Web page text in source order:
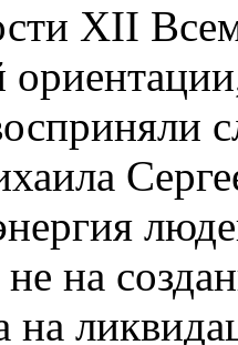
XII
на
на